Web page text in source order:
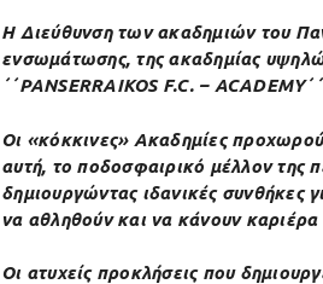
Η Διεύθυνση των ακαδημιών του
ενσωμάτωσης, της ακαδημίας
΄΄PANSERRAIKOS F.C. –
Οι «κόκκινες» Ακαδημίες
αυτή, το ποδοσφαιρικό μέλλον της
δημιουργώντας ιδανικές συνθήκες
να αθληθούν και να κάνουν
Οι ατυχείς προκλήσεις που